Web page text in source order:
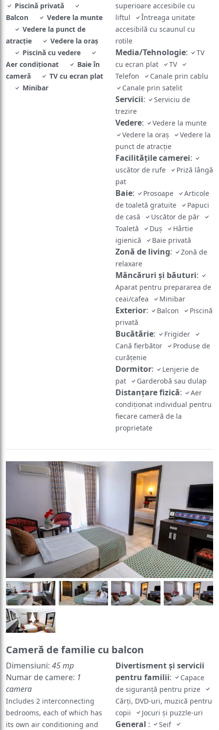
Piscină privată
Balcon
Vedere la munte
Vedere la punct de
atracţie
Vedere la oraș
Piscină cu vedere
Aer condiţionat
Baie în
cameră
TV cu ecran plat
Minibar
superioare accesibile cu
liftul
Întreaga unitate
accesibilă cu scaunul cu
rotile
Media/Tehnologie:
TV
cu ecran plat
TV
Telefon
Canale prin cablu
Canale prin satelit
Servicii:
Serviciu de
trezire
Vedere:
Vedere la munte
Vedere la oraș
Vedere la
punct de atracţie
Facilităţile camerei:
uscător de rufe
Priză lângă
pat
Baie: Prosoape
Articole
de toaletă gratuite
Papuci
de casă
Uscător de păr
Toaletă
Duş
Hârtie
igienică
Baie privată
Zonă de living:
Zonă de
relaxare
Mâncăruri și băuturi:
Aparat pentru prepararea de
ceai/cafea
Minibar
Exterior: Balcon
Piscină
privată
Bucătărie:
Frigider
Cană fierbător
Produse de
curățenie
Dormitor:
Lenjerie de
pat
Garderobă sau dulap
Distanțare fizică:
Aer
condiționat individual pentru
fiecare cameră de la
proprietate
Cameră de familie cu balcon
Dimensiuni: 45 mp
Numar de camere: 1
camera
Includes 2 interconnecting
bedrooms, each of which has
its own air conditioning and
Divertisment și servicii
pentru familii:
Capace
de siguranță pentru prize
Cărți, DVD-uri, muzică pentru
copii
Jocuri și puzzle-uri
General :
Seif